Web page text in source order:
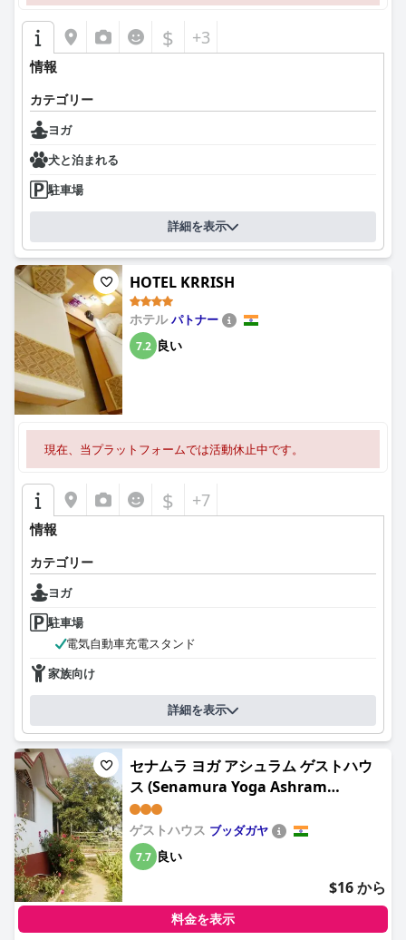
$ +3
情報
カテゴリー
ヨガ
犬と泊まれる
駐車場
詳細を表示
HOTEL KRRISH
ホテルパトナー
7.2 良い
現在、当プラットフォームでは活動休止中です。
$ +7
情報
カテゴリー
ヨガ
駐車場
電気自動車充電スタンド
家族向け
詳細を表示
セナムラ ヨガ アシュラム ゲストハウ
ス (Senamura Yoga Ashram
Guesthouse)
ゲストハウス ブッダガヤ
7.7 良い
$16 から
料金を表示